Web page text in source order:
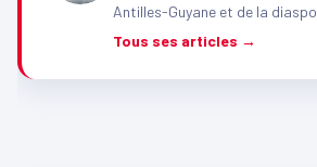
Antilles-Guyane et de la
Tous ses articles →